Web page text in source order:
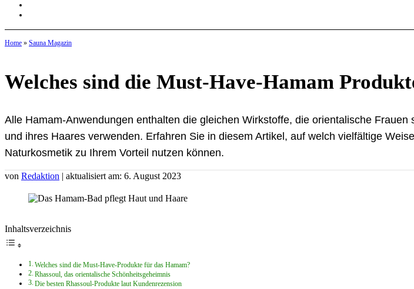
Home » Sauna Magazin
Welches sind die Must-Have-Hamam
Alle Hamam-Anwendungen enthalten die gleichen Wirkstoffe, die orientalische
und ihres Haares verwenden. Erfahren Sie in diesem Artikel, auf welch vielfältige
Naturkosmetik zu Ihrem Vorteil nutzen können.
von Redaktion | aktualisiert am: 6. August 2023
Inhaltsverzeichnis
Welches sind die Must-Have-Produkte für das Hamam?
Rhassoul, das orientalische Schönheitsgeheimnis
Die besten Rhassoul-Produkte laut Kundenrezension